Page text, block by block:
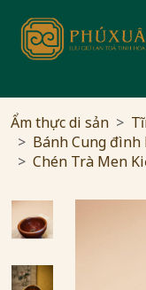
Ẩm thực di sản
Bánh Cung đình
Chén Trà Men